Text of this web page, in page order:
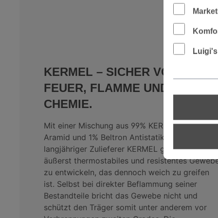
KERMEL – SICHER VOR
FEUER, FLAMME UND
CHEMIE.
Mit einer Mischung aus 99% KERMEL Meta-
Aramid und 1% Beltron Antistatik hat es unser
langjähriger Zulieferer KERMEL geschafft, ein
äußerst thermostabiles und resistentes
zu entwickeln, das dennoch weich zu greifen
ist. Selbst bei direkter Beflammung seiner
Bestandteile bricht das Gewebe nicht und
schützt den Träger somit unter anderem vor